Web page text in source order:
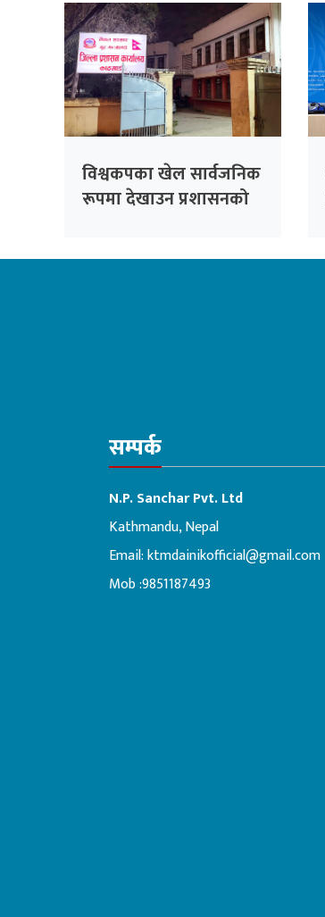
विश्वकपका खेल सार्वजनिक
रूपमा देखाउन प्रशासनको
सम्पर्क
N.P. Sanchar Pvt. Ltd
Kathmandu, Nepal
Email:ktmdainikofficial@gmail.com
Mob :9851187493